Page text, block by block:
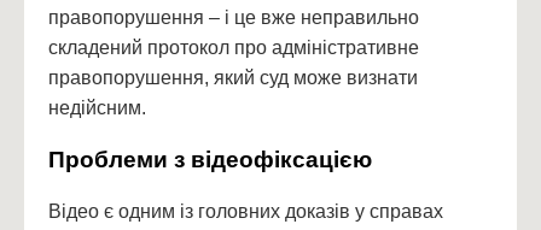
правопорушення – і це вже неправильно
складений протокол про адміністративне
правопорушення, який суд може визнати
недійсним.
Проблеми з відеофіксацією
Відео є одним із головних доказів у справах